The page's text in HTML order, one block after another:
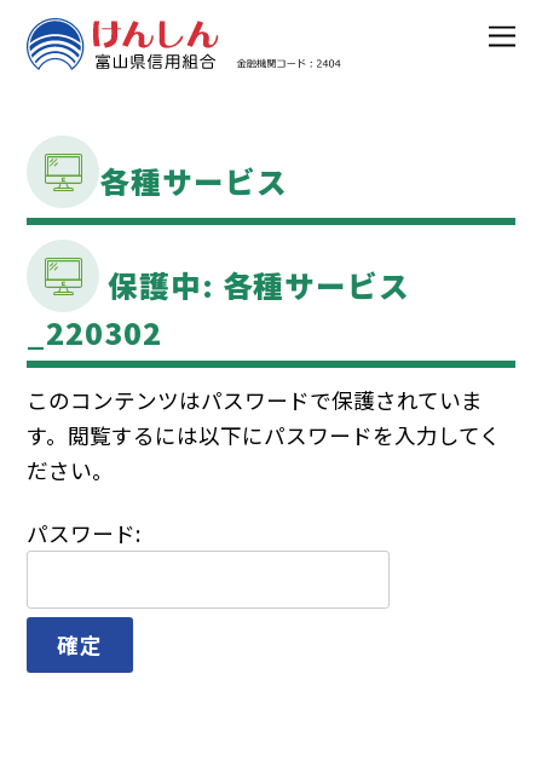
各種サービス
保護中: 各種サービス
_220302
このコンテンツはパスワードで保護されていま
す。閲覧するには以下にパスワードを入力してく
ださい。
パスワード: